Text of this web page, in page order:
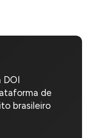
DOI
de
brasileiro